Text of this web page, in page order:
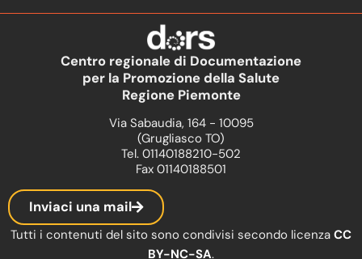
Centro regionale di Documentazione
per la Promozione della Salute
Regione Piemonte
Via Sabaudia, 164 - 10095
(Grugliasco TO)
Tel. 01140188210-502
Fax 01140188501
Inviaci una mail
Tutti i contenuti del sito sono condivisi secondo licenza CC
BY-NC-SA.